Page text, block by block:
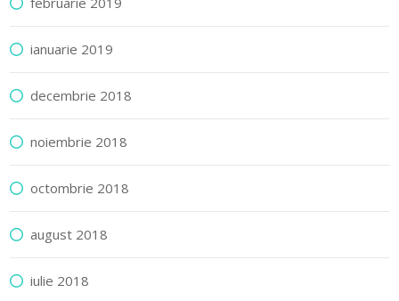
ianuarie 2019
decembrie 2018
noiembrie 2018
octombrie 2018
august 2018
iulie 2018